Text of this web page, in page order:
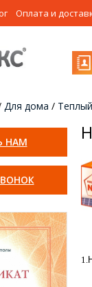
Оплата и
НАМ
Для дома /
1.